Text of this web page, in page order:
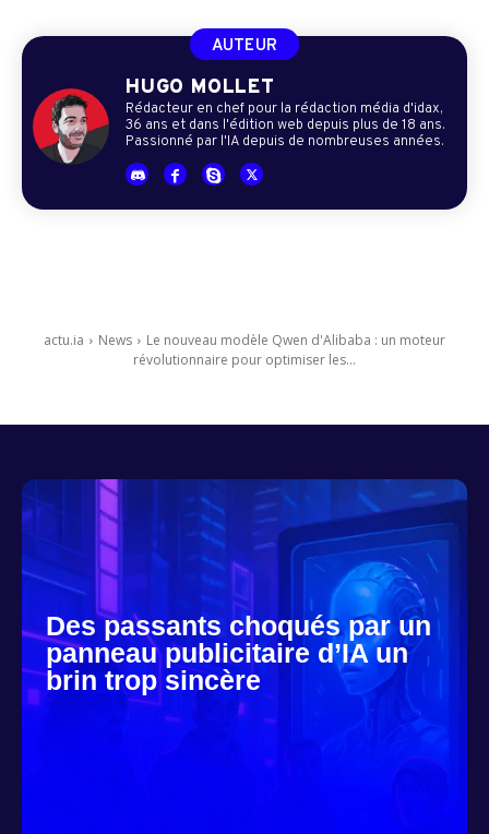
AUTEUR
HUGO MOLLET
Rédacteur en chef pour la rédaction média d'idax,
36 ans et dans l'édition web depuis plus de 18 ans.
Passionné par l'IA depuis de nombreuses années.
actu.ia News
Le nouveau modèle Qwen d'Alibaba : un moteur
révolutionnaire pour optimiser les...
Des passants choqués par un
panneau publicitaire d’IA un
brin trop sincère